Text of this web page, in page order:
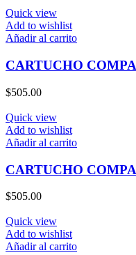
Quick view
Add to wishlist
Añadir al carrito
CARTUCHO
$505.00
Quick view
Add to wishlist
Añadir al carrito
CARTUCHO
$505.00
Quick view
Add to wishlist
Añadir al carrito